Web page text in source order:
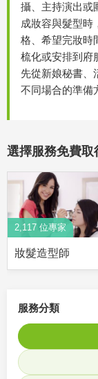
攝、主持演出或
成妝容與髮型時
格、希望完妝時
梳化或安排到府
先從新娘秘書、
不同場合的準備
選擇服務免費取
2,117 位專家
妝髮造型師
服務分類